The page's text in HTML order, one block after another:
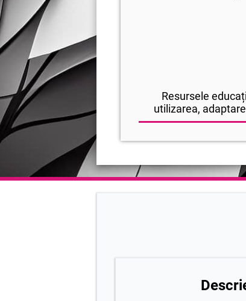
Resursele
utilizarea,